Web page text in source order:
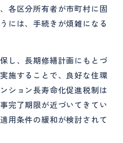
各区分所有者が市町村に固
には、手続きが煩雑になる
し、長期修繕計画にもとづ
施することで、良好な住環
ション長寿命化促進税制は
完了期限が近づいてきてい
用条件の緩和が検討されて